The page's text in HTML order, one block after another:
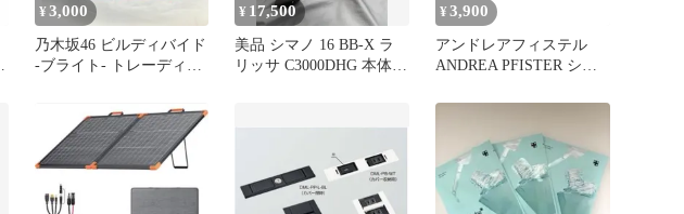
¥3,000
乃木坂46 ビルディバイド
-ブライト- トレーディン
ット まとめ売り NL8016P
¥ 17,500
美品 シマノ 16 BB-X ラ
リッサ C3000DHG 本体
¥ 3,900
アンドレアフィステル
ANDREA PFISTER ショ
ブラウン /BB